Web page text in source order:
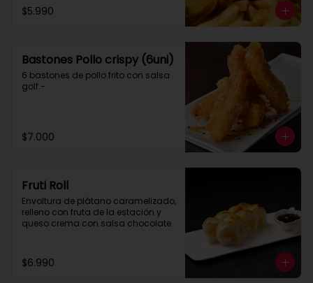
$5.990
Bastones Pollo crispy (6uni)
6 bastones de pollo frito con salsa
golf.-
$7.000
Fruti Roll
Envoltura de plátano caramelizado,
relleno con fruta de la estación y
queso crema con salsa chocolate.
$6.990